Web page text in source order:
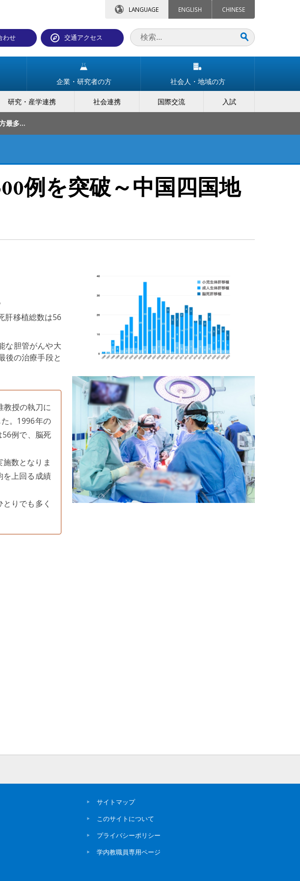
LANGUAGE ENGLISH CHINESE
わせ 交通アクセス
企業・研究者の方 社会人・地域の方
研究・産学連携 社会連携 国際交流 入試
岡山大学病院における肝移植が500例を突破～中国四国地方最多症例～
例を突破～中国四国地
肝移植総数は56
な胆管がんや大
後の治療手段と
教授の執刀に
。1996年の
例で、脳死
数となりま
を上回る成績
りでも多く
サイトマップ
このサイトについて
プライバシーポリシー
学内教職員専用ページ